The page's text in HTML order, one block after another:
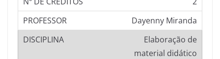
Dayenny Miranda
Elaboração de
material didático